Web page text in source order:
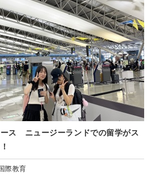
ス ニュージーランドでの留学がス
際教育